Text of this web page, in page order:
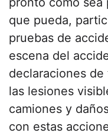
que pueda,
pruebas de
escena del
declaraciones
las lesiones
camiones y
con estas